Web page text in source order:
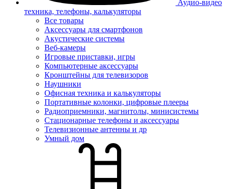
Аудио-видео
техника, телефоны, калькуляторы
Все товары
Аксессуары для смартфонов
Акустические системы
Веб-камеры
Игровые приставки, игры
Компьютерные аксессуары
Кронштейны для телевизоров
Наушники
Офисная техника и калькуляторы
Портативные колонки, цифровые плееры
Радиоприемники, магнитолы, минисистемы
Стационарные телефоны и аксессуары
Телевизионные антенны и др
Умный дом